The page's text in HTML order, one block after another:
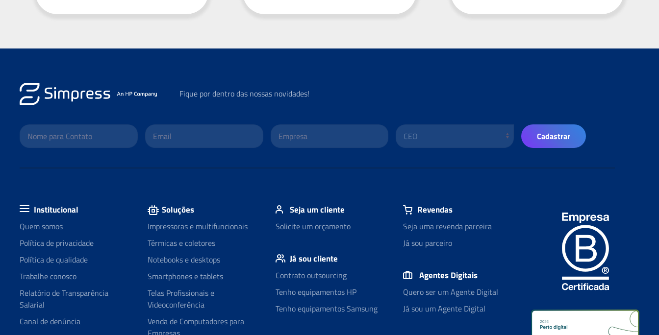
Fique por dentro das nossas novidades!
Cadastrar
Institucional
Quem somos
Política de privacidade
Política de qualidade
Trabalhe conosco
Relatório de Transparência
Salarial
Canal de denúncia
Soluções
Impressoras e multifuncionais
Térmicas e coletores
Notebooks e desktops
Smartphones e tablets
Telas Profissionais e
Videoconferência
Venda de Computadores para
Seja um cliente
Solicite um orçamento
Já sou cliente
Contrato outsourcing
Tenho equipamentos HP
Tenho equipamentos Samsung
Revendas
Seja uma revenda parceira
Já sou parceiro
Agentes Digitais
Quero ser um Agente Digital
Já sou um Agente Digital